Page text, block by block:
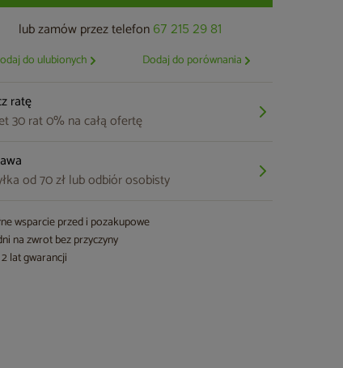
lub zamów przez telefon 67 215 29 81
do ulubionych Dodaj do porównania
ratę
30 rat 0% na całą ofertę
od 70 zł lub odbiór osobisty
wsparcie przed i pozakupowe
na zwrot bez przyczyny
lat gwarancji